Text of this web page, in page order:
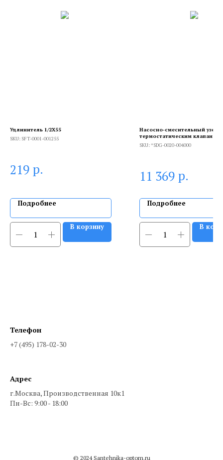
Удлинитель 1/2X55
SKU: SFT-0001-001255
219 р.
Подробнее
В корзину
Насосно-смесительный узел с
термостатическим клапаном
без насоса
SKU:*SDG-0020-004000
11 369 р.
Подробнее
В
Телефон
+7 (495) 178-02-30
Адрес
г.Москва, Производственная 10к1
Пн-Вс: 9:00 - 18:00
© 2024 Santehnika-optom.ru